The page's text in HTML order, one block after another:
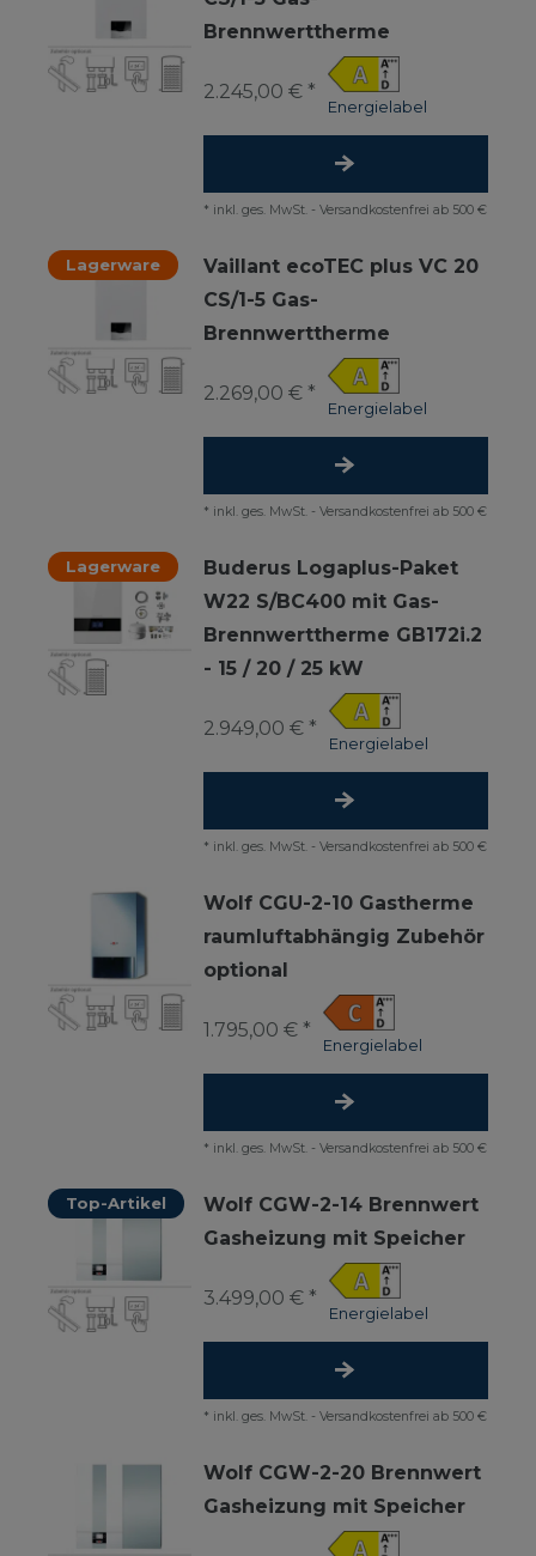
Brennwerttherme
Energielabel
2.245,00 € *
* inkl. ges. MwSt. - Versandkostenfrei ab 500 €
Lagerware
Vaillant ecoTEC plus VC 20
CS/1-5 Gas-
Brennwerttherme
Energielabel
2.269,00 € *
* inkl. ges. MwSt. - Versandkostenfrei ab 500 €
Lagerware
Buderus Logaplus-Paket
W22 S/BC400 mit Gas-
Brennwerttherme GB172i.2
- 15 / 20 / 25 kW
Energielabel
2.949,00 € *
* inkl. ges. MwSt. - Versandkostenfrei ab 500 €
Wolf CGU-2-10 Gastherme
raumluftabhängig Zubehör
optional
Energielabel
1.795,00 € *
* inkl. ges. MwSt. - Versandkostenfrei ab 500 €
Top-Artikel
Wolf CGW-2-14 Brennwert
Gasheizung mit Speicher
Energielabel
3.499,00 € *
* inkl. ges. MwSt. - Versandkostenfrei ab 500 €
Wolf CGW-2-20 Brennwert
Gasheizung mit Speicher